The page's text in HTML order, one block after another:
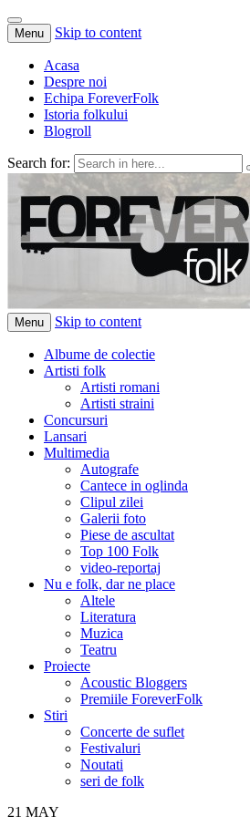
Menu Skip to content
Acasa
Despre noi
Echipa ForeverFolk
Istoria folkului
Blogroll
Search for:
ForeverFolk
Muzica sufletului tau
Menu Skip to content
Albume de colectie
Artisti folk
Artisti romani
Artisti straini
Concursuri
Lansari
Multimedia
Autografe
Cantece in oglinda
Clipul zilei
Galerii foto
Piese de ascultat
Top 100 Folk
video-reportaj
Nu e folk, dar ne place
Altele
Literatura
Muzica
Teatru
Proiecte
Acoustic Bloggers
Premiile ForeverFolk
Stiri
Concerte de suflet
Festivaluri
Noutati
seri de folk
21 MAY